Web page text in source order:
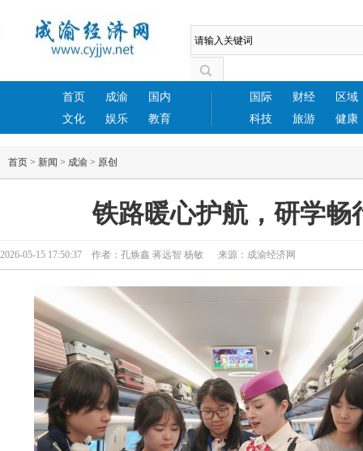
首页 成渝
国内
文化
娱乐 教育
国际 财经
区域
科技
旅游 健康
首页 > 新闻 > 成渝 > 原创
铁路暖心护航，研学畅
2026-05-15 17:50:37 作者：孔焕鑫 蒋远智 杨敏 来源：成渝经济网